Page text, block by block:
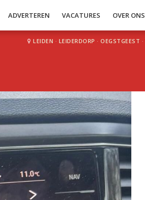
ADVERTEREN VACATURES OVER ONS
LEIDEN · LEIDERDORP · OEGSTGEEST ·